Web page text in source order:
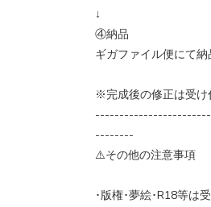
↓
④納品
ギガファイル便にて納
※完成後の修正は受
--------
⚠️その他の注意事項
･版権･夢絵･R18等は